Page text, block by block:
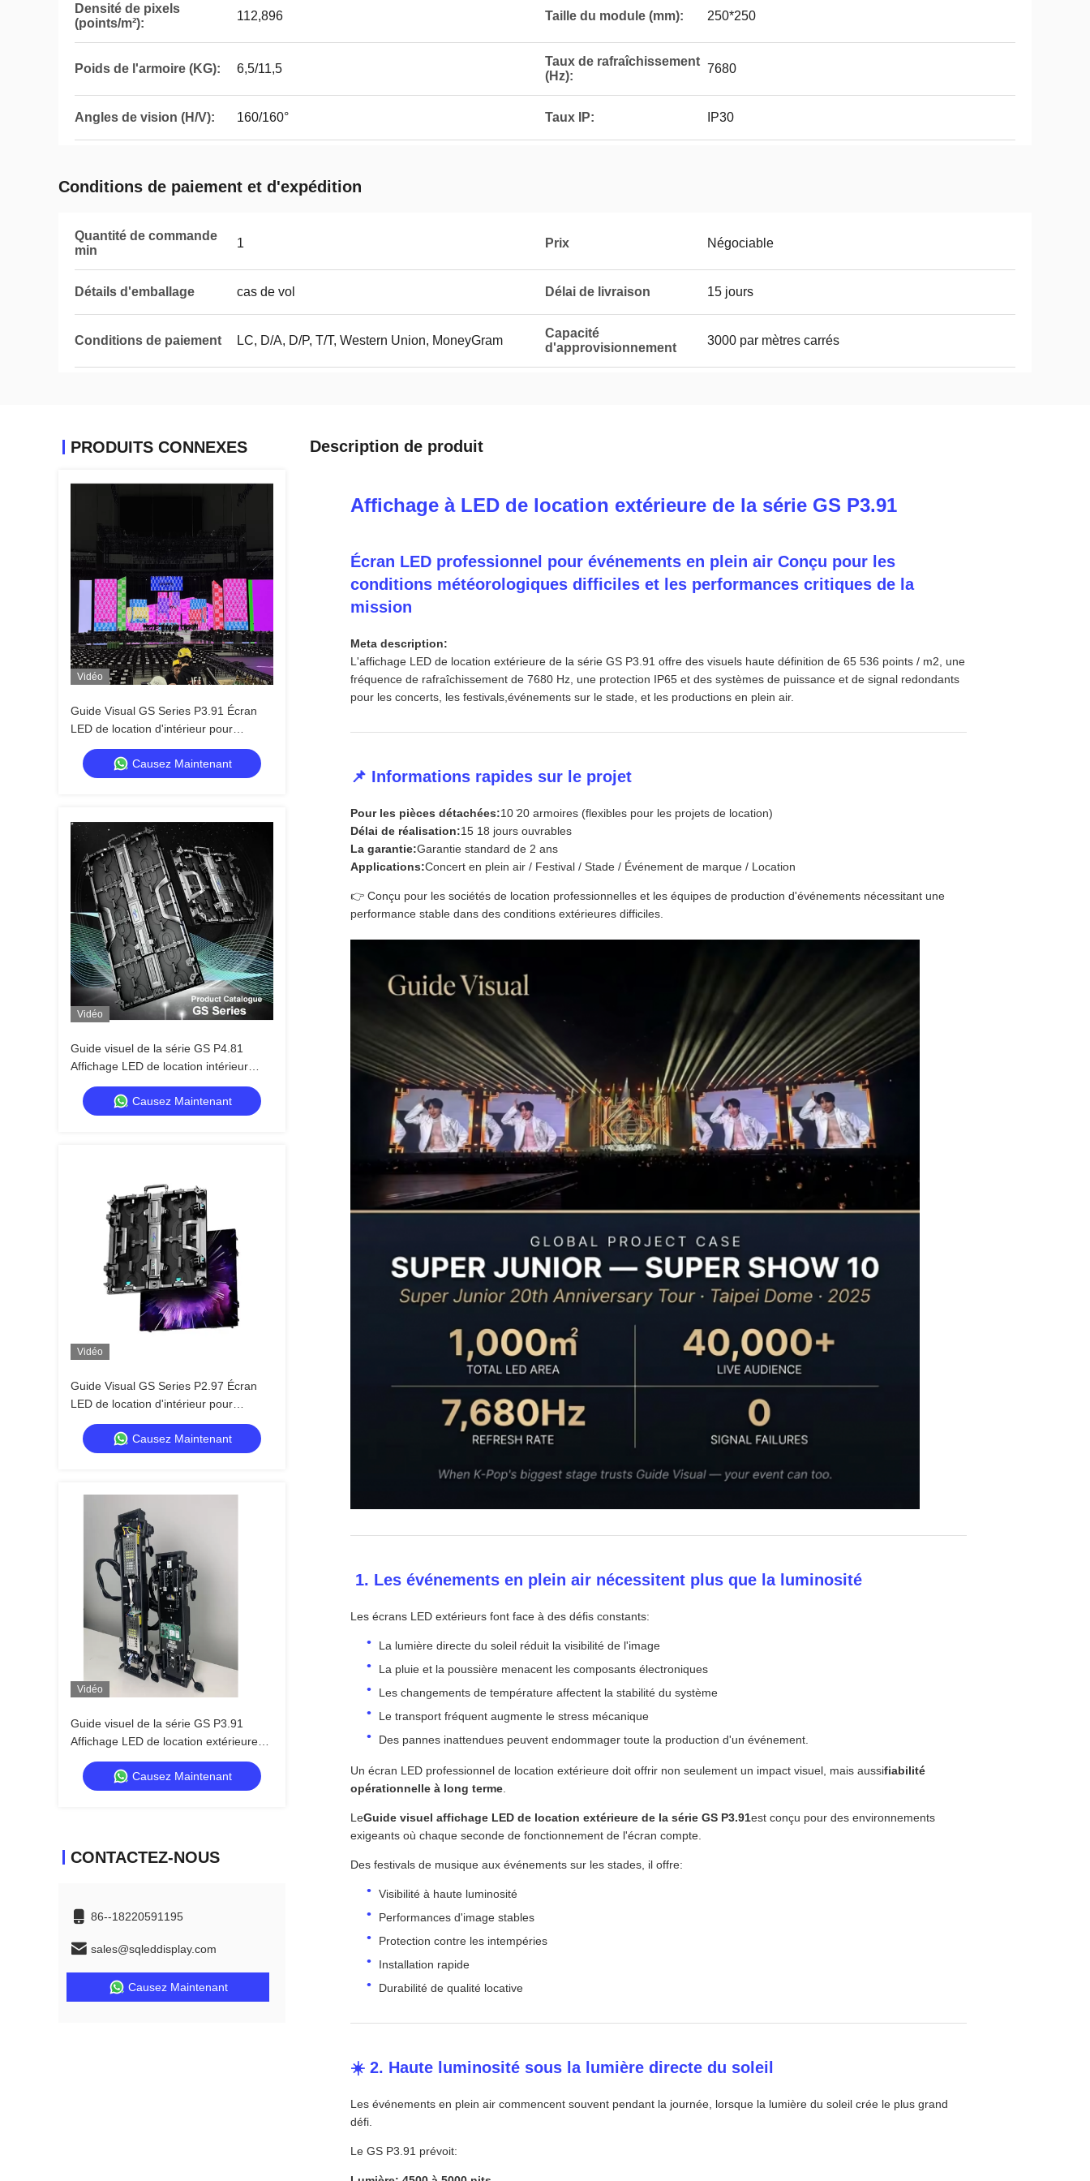
Densité de pixels
(points/m²):
112,896 Taille du module (mm): 250*250
Poids de l'armoire (KG): 6,5/11,5
Taux de rafraîchissement
(Hz):
7680
Angles de vision (H/V): 160/160° Taux IP: IP30
Conditions de paiement et d'expédition
Quantité de commande
min
1 Prix Négociable
Détails d'emballage cas de vol Délai de livraison 15 jours
Conditions de paiement LC, D/A, D/P, T/T, Western Union, MoneyGram
Capacité
d'approvisionnement
3000 par mètres carrés
PRODUITS CONNEXES
Vidéo
Guide Visual GS Series P3.91 Écran
LED de location d'intérieur pour
événements sur scène de concert,
double sauvegarde rapide 7680 Hz
Causez Maintenant
Vidéo
Guide visuel de la série GS P4.81
Affichage LED de location intérieur
pour les grands événements, rentable
7680Hz CE Causez Maintenant
Vidéo
Guide Visual GS Series P2.97 Écran
LED de location d'intérieur pour
conférence d'exposition, 7680 Hz sans
écran noir CECausez Maintenant
Vidéo
Guide visuel de la série GS P3.91
Affichage LED de location extérieure
5000nit IP65 pour le festival de
musique, 7680Hz double sauvegarde
Causez Maintenant
CONTACTEZ-NOUS
86--18220591195
sales@sqleddisplay.com
Causez Maintenant
Description de produit
Affichage à LED de location extérieure de la série GS P3.91
Écran LED professionnel pour événements en plein air Conçu pour les
conditions météorologiques difficiles et les performances critiques de la
mission
Meta description:
L'affichage LED de location extérieure de la série GS P3.91 offre des visuels haute définition de 65 536 points / m2, une
fréquence de rafraîchissement de 7680 Hz, une protection IP65 et des systèmes de puissance et de signal redondants
pour les concerts, les festivals,événements sur le stade, et les productions en plein air.
📌 Informations rapides sur le projet
Pour les pièces détachées:10 ̇20 armoires (flexibles pour les projets de location)
Délai de réalisation:15 18 jours ouvrables
La garantie:Garantie standard de 2 ans
Applications:Concert en plein air / Festival / Stade / Événement de marque / Location
👉 Conçu pour les sociétés de location professionnelles et les équipes de production d'événements nécessitant une
performance stable dans des conditions extérieures difficiles.
️ 1. Les événements en plein air nécessitent plus que la luminosité
Les écrans LED extérieurs font face à des défis constants:
La lumière directe du soleil réduit la visibilité de l'image
La pluie et la poussière menacent les composants électroniques
Les changements de température affectent la stabilité du système
Le transport fréquent augmente le stress mécanique
Des pannes inattendues peuvent endommager toute la production d'un événement.
Un écran LED professionnel de location extérieure doit offrir non seulement un impact visuel, mais aussifiabilité
opérationnelle à long terme
LeGuide visuel affichage LED de location extérieure de la série GS P3.91est conçu pour des environnements
exigeants où chaque seconde de fonctionnement de l'écran compte.
Des festivals de musique aux événements sur les stades, il offre:
Visibilité à haute luminosité
Performances d'image stables
Protection contre les intempéries
Installation rapide
Durabilité de qualité locative
☀️ 2. Haute luminosité sous la lumière directe du soleil
Les événements en plein air commencent souvent pendant la journée, lorsque la lumière du soleil crée le plus grand
défi.
Le GS P3.91 prévoit: